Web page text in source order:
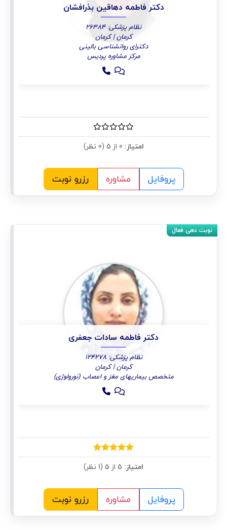
دکتر فاطمه دهاقین بذرافشان
نظام پزشکی: 26384
کرمان | کرمان
دکترای روانشناسی بالینی
مرکز مشاوره پردیس
امتیاز:
پروفایل مشاوره رزرو نوبت
دکتر فاطمه سادات جعفری
نظام پزشکی: 124278
کرمان | کرمان
متخصص بیماریهای مغز و اعصاب (نورولوژی)
امتیاز:
پروفایل مشاوره رزرو نوبت